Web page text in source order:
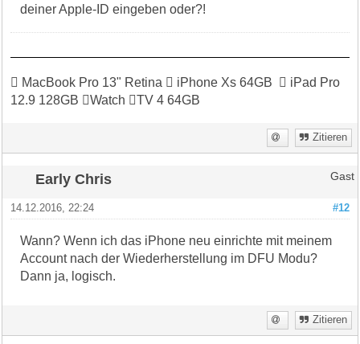
deiner Apple-ID eingeben oder?!
 MacBook Pro 13" Retina  iPhone Xs 64GB  iPad Pro
12.9 128GB Watch TV 4 64GB
Zitieren
Early Chris Gast
#12
14.12.2016, 22:24
Wann? Wenn ich das iPhone neu einrichte mit meinem
Account nach der Wiederherstellung im DFU Modu?
Dann ja, logisch.
Zitieren